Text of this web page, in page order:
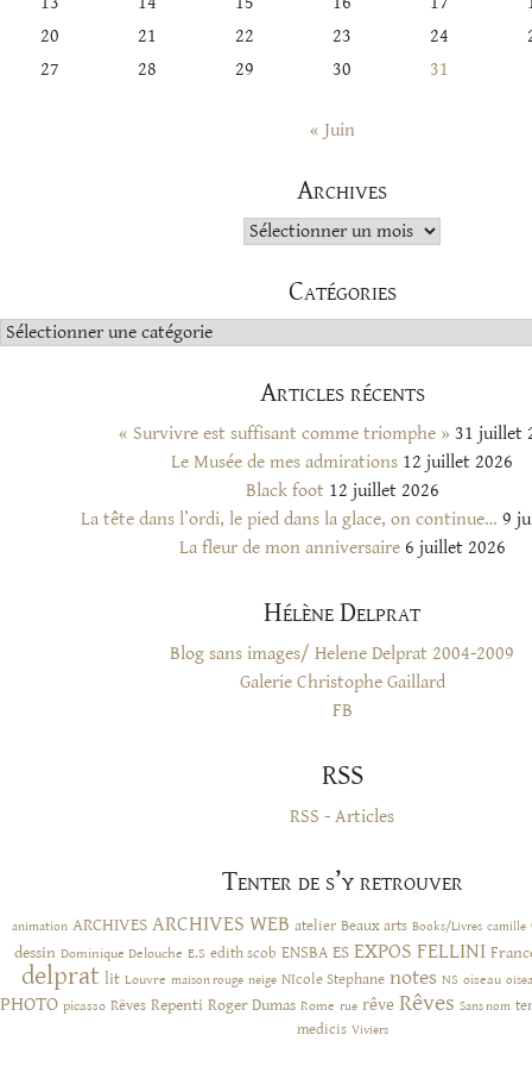
20
21 22 23 24
27
28 29 30 31
« Juin
Archives
Archives
Catégories
Catégories
Articles récents
« Survivre est suffisant comme triomphe » 31 juillet
Le Musée de mes admirations 12 juillet 2026
Black foot 12 juillet 2026
La tête dans l’ordi, le pied dans la glace, on continue… 9
La fleur de mon anniversaire 6 juillet 2026
Hélène Delprat
Blog sans images/ Helene Delprat 2004-2009
Galerie Christophe Gaillard
FB
RSS
RSS - Articles
Tenter de s’y retrouver
animation ARCHIVES ARCHIVES WEB atelier Beaux arts Books/Livres camille
dessin Dominique Delouche E.S edith scob ENSBA ES EXPOS FELLINI
delprat lit Louvre maison rouge neige NIcole Stephane notes NS oiseau
PHOTO picasso Rêves Repenti Roger Dumas Rome rue rêve Rêves Sans nom
medicis Viviers